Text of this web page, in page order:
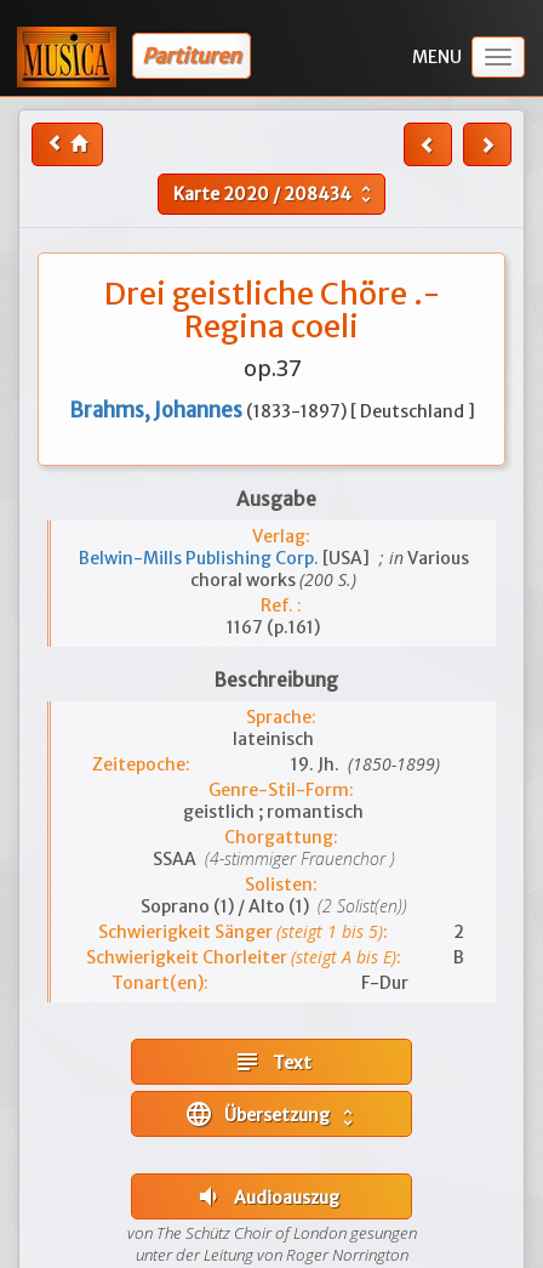
Partituren
Karte2020 /208434 unfold_more
Drei geistliche Chöre .-
Regina coeli
op.37
Brahms, Johannes (1833-1897) [ Deutschland ]
Ausgabe
Verlag:
Belwin-Mills Publishing Corp. [USA] ; inVarious
choral works(200 S.)
Ref. :
1167 (p.161)
Beschreibung
Sprache:
lateinisch
Zeitepoche:
19. Jh. (1850-1899)
Genre-Stil-Form:
geistlich ; romantisch
Chorgattung:
SSAA (4-stimmiger Frauenchor )
Solisten:
Soprano (1) / Alto (1) (2 Solist(en))
Schwierigkeit Sänger(steigt 1 bis 5):
2
Schwierigkeit Chorleiter(steigt A bis E):
B
Tonart(en):
F-Dur
subject Text
language unfold_more
volume_down
Audioauszug
von The Schütz Choir of London gesungen
unter der Leitung von Roger Norrington